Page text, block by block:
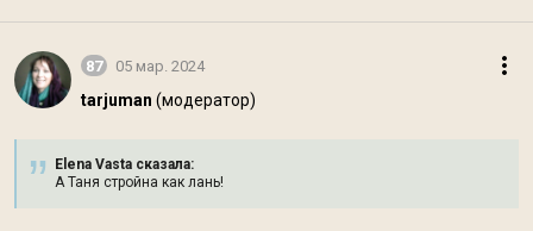
87 05 мар. 2024
tarjuman (модератор)
Elena Vasta сказалa:
А Таня стройна как лань!